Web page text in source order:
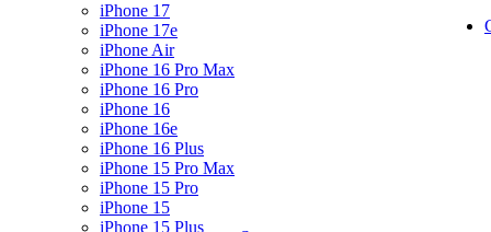
iPhone 17
iPhone 17e
iPhone Air
iPhone 16 Pro Max
iPhone 16 Pro
iPhone 16
iPhone 16e
iPhone 16 Plus
iPhone 15 Pro Max
iPhone 15 Pro
iPhone 15
iPhone 15 Plus